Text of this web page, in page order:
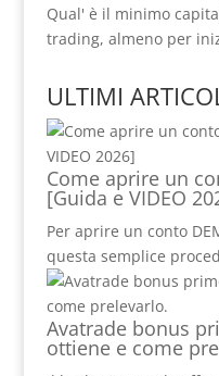
Qual' è il minimo
trading, almeno per
ULTIMI
Come aprire un
[Guida e VIDEO
Per aprire un conto
questa semplice
Avatrade bonus
ottiene e come